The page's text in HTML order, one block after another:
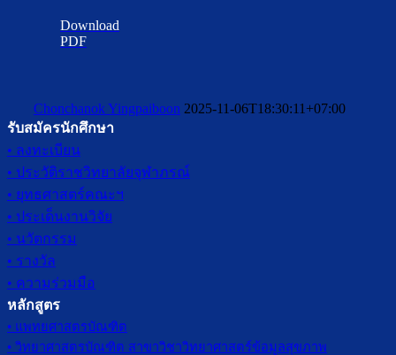
Download
PDF
Chonchanok Yingpaiboon 2025-11-06T18:30:11+07:00
รับสมัครนักศึกษา
• ลงทะเบียน
• ประวัติราชวิทยาลัยจุฬาภรณ์
• ยุทธศาสตร์คณะฯ
• ประเด็นงานวิจัย
• นวัตกรรม
• รางวัล
• ความร่วมมือ
หลักสูตร
• แพทยศาสตรบัณฑิต
• วิทยาศาสตรบัณฑิต สาขาวิชาวิทยาศาสตร์ข้อมูลสุขภาพ